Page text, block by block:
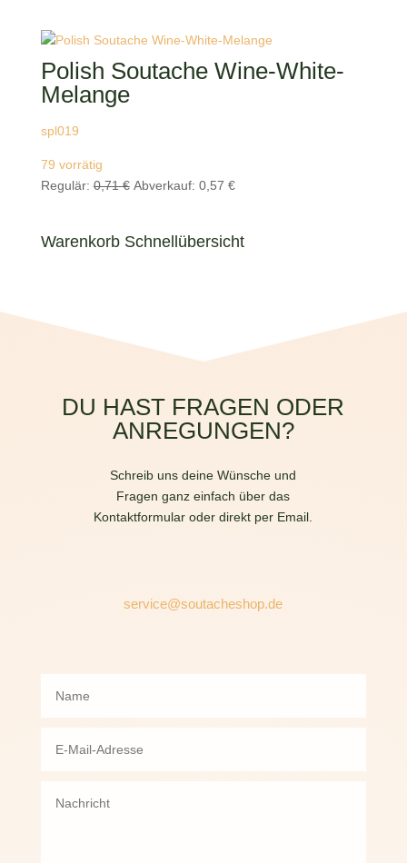
0,71 €
0,57 €.
Polish Soutache Wine-White-
Melange
spl019
79 vorrätig
Regulär: 0,71€ Ursprünglicher
0,71 €
Abverkauf: 0,57 €Aktueller
0,57 €.
Warenkorb Schnellübersicht
DU HAST FRAGEN ODER
ANREGUNGEN?
Schreib uns deine Wünsche und
Fragen ganz einfach über das
Kontaktformular oder direkt per Email.
service@soutacheshop.de